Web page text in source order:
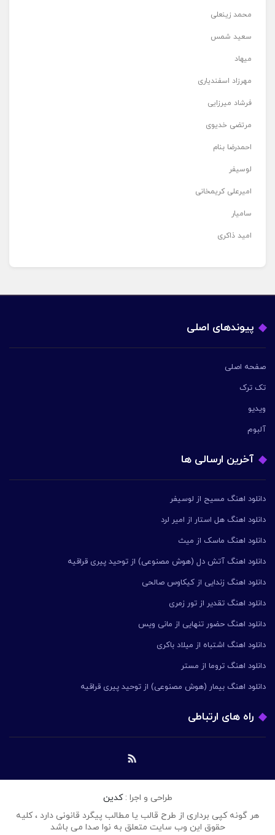
محمد زینعلی
سعید شمس
میهاد
مهرزاد اسفندیاری
فرشاد میرزایی
مرتضی خدیوی
احمدرضا بنام
لوسیفر
امیرعلی کریمخانی
سامیار
امید ذاکری
پیوندهای اصلی
صفحه اصلی
تک ترک
ویدیو
آلبوم
آخرین ارسالی ها
دانلود اهنگ مسیح از لوسیفر
دانلود اهنگ هل استار از امیر لرد
دانلود اهنگ ماسک از میث
دانلود اهنگ آتش دل (هوش مصنوعی) از توحید پیری قراقیه
دانلود اهنگ زندایی از کیکاوس صالحی
دانلود اهنگ تقدیر از تور زمری
دانلود اهنگ حضور تنهایی از مانی ویس
دانلود اهنگ اشتباه از میلاد باکری
دانلود اهنگ تروما از مستر
دانلود اهنگ بیمار (هوش مصنوعی) از توحید پیری قراقیه
راه های ارتباطی
طراحی و اجرا :کدین
هر گونه کپی برداری از طرح قالب یا مطالب پیگرد قانونی دارد ، کلیه
حقوق این وب سایت متعلق به نوا صدا می باشد